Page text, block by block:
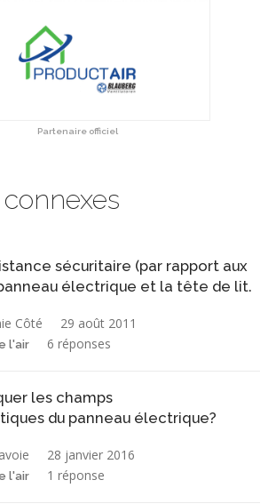
Partenaire officiel
sécuritaire (par rapport aux
électrique et la tête de lit.
Côté 29 août 2011
l'air 6 réponses
les champs
du panneau électrique?
28 janvier 2016
l'air 1 réponse